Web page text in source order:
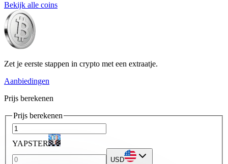
Bekijk alle coins
Zet je eerste stappen in crypto met een extraatje.
Aanbiedingen
Prijs berekenen
Prijs berekenen
YAPSTER
USD